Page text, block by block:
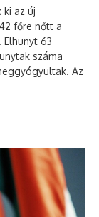
az új
főre nőtt a
63
száma
Az